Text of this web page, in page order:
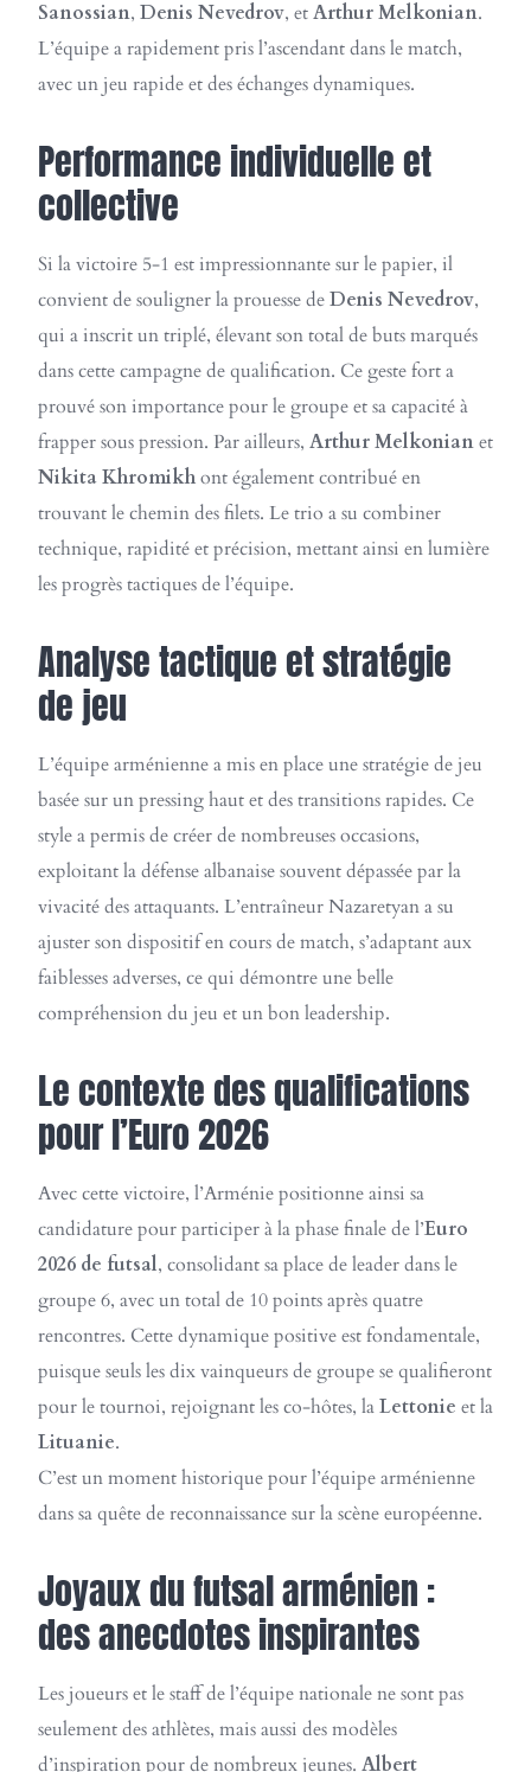
Sanossian, Denis Nevedrov, etArthur Melkonian.
L’équipe a rapidement pris l’ascendant dans le match,
avec un jeu rapide et des échanges dynamiques.
Performance individuelle et
collective
Si la victoire 5-1 est impressionnante sur le papier, il
convient de souligner la prouesse deDenis Nevedrov,
qui a inscrit un triplé, élevant son total de buts marqués
dans cette campagne de qualification. Ce geste fort a
prouvé son importance pour le groupe et sa capacité à
frapper sous pression. Par ailleurs, Arthur Melkonianet
Nikita Khromikhont également contribué en
trouvant le chemin des filets. Le trio a su combiner
technique, rapidité et précision, mettant ainsi en lumière
les progrès tactiques de l’équipe.
Analyse tactique et stratégie
de jeu
L’équipe arménienne a mis en place une stratégie de jeu
basée sur un pressing haut et des transitions rapides. Ce
style a permis de créer de nombreuses occasions,
exploitant la défense albanaise souvent dépassée par la
vivacité des attaquants. L’entraîneur Nazaretyan a su
ajuster son dispositif en cours de match, s’adaptant aux
faiblesses adverses, ce qui démontre une belle
compréhension du jeu et un bon leadership.
Le contexte des qualifications
pour l’Euro 2026
Avec cette victoire, l’Arménie positionne ainsi sa
candidature pour participer à la phase finale de l’Euro
2026 de futsal, consolidant sa place de leader dans le
groupe 6, avec un total de 10 points après quatre
rencontres. Cette dynamique positive est fondamentale,
puisque seuls les dix vainqueurs de groupe se qualifieront
pour le tournoi, rejoignant les co-hôtes, laLettonie et la
Lituanie.
C’est un moment historique pour l’équipe arménienne
dans sa quête de reconnaissance sur la scène européenne.
Joyaux du futsal arménien :
des anecdotes inspirantes
Les joueurs et le staff de l’équipe nationale ne sont pas
seulement des athlètes, mais aussi des modèles
d’inspiration pour de nombreux jeunes. Albert